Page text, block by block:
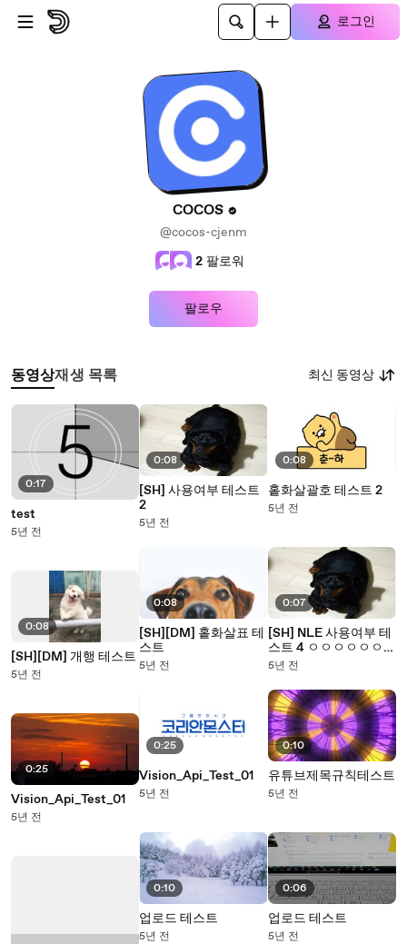
본문으로 건너뛰기
로그인
COCOS
@cocos-cjenm
2 팔로워
팔로우
동영상재생 목록 최신 동영상
0:17
test
5년 전
0:08
[SH][DM] 개행 테스트
5년 전
0:25
Vision_Api_Test_01
5년 전
0:08
[SH] 사용여부 테스트
2
5년 전
0:08
[SH][DM] 홑화살표 테
스트
5년 전
0:25
Vision_Api_Test_01
5년 전
0:10
업로드 테스트
5년 전
0:08
홑화살괄호 테스트 2
5년 전
0:07
[SH] NLE 사용여부 테
스트 4 ㅇㅇㅇㅇㅇㅇㅇ
ㅇㅇㅇㅇㅇㅇㅇ
5년 전
0:10
유튜브제목규칙테스트
5년 전
0:06
업로드 테스트
5년 전